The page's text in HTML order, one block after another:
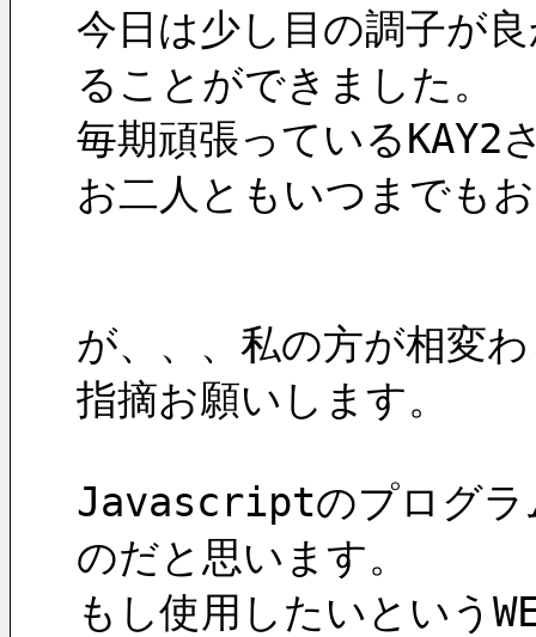
今日は少し目の調子が
ることができました。
毎期頑張っているKAY2
お二人ともいつまでも
が、、、私の方が相変
指摘お願いします。
Javascriptのプログラ
のだと思います。
もし使用したいという